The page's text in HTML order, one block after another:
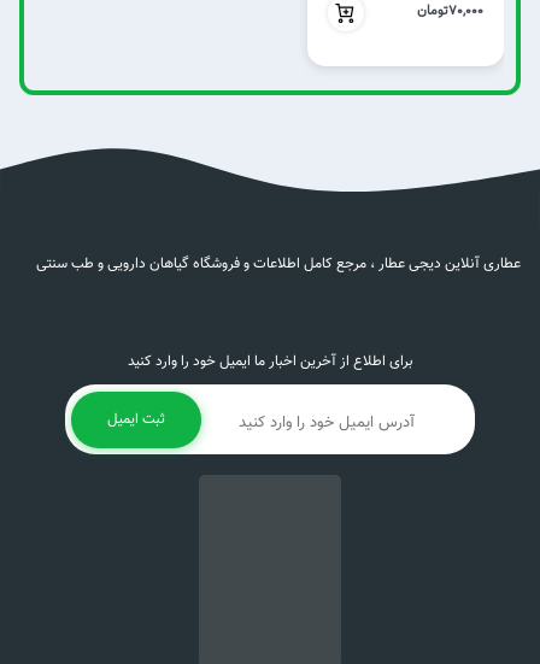
70,000تومان
برای اطلاع از آخرین اخبار ما ایمیل خود را وارد کنید
ثبت ایمیل
عطاری آنلاین دیجی عطار ، مرجع کامل اطلاعات و فروشگاه گیاهان دارویی و طب سنتی